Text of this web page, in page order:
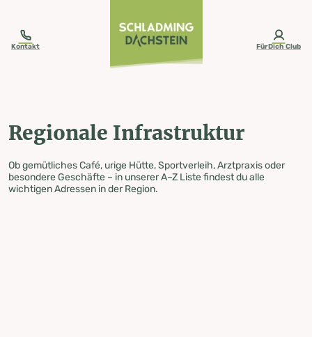
Kontakt FürDich Club
Regionale Infrastruktur
Ob gemütliches Café, urige Hütte, Sportverleih, Arztpraxis oder
besondere Geschäfte – in unserer A–Z Liste findest du alle
wichtigen Adressen in der Region.